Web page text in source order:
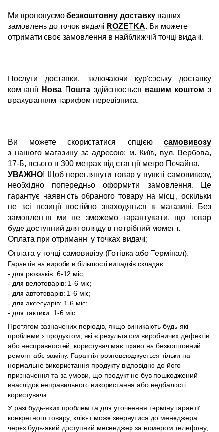
Ми пропонуємо безкоштовну доставку ваших
замовлень до точок видачі ROZETKA. Ви можете
отримати своє замовлення в найближчій точці видачі.
Послуги доставки, включаючи кур'єрську доставку
компанії Нова Поштаздійснюється вашим коштом з
врахуванням тарифом перевізника.
Ви можете скористатися опцією самовивозу
з нашого магазину за адресою: м. Київ, вул. Вербова,
17-Б, всього в 300 метрах від станції метро Почайна.
УВАЖНО! Щоб переглянути товар у пункті самовивозу,
необхідно попередньо оформити замовлення. Це
гарантує наявність обраного товару на місці, оскільки
не всі позиції постійно знаходяться в магазині. Без
замовлення ми не зможемо гарантувати, що товар
буде доступний для огляду в потрібний момент.
Оплата при отриманні у точках видачі;
Оплата у точці самовивізу (Готівка або Термінал).
Гарантія на вироби в більшості випадків складає:
- для рюкзаків: 6-12 міс;
- для велотоварів: 1-6 міс;
- для автотоварів: 1-6 міс;
- для аксесуарів: 1-6 міс;
- для тактики: 1-6 міс.
Протягом зазначених періодів, якщо виникають будь-які
проблеми з продуктом, які є результатом виробничих дефектів
або несправностей, користувач має право на безкоштовний
ремонт або заміну. Гарантія розповсюджується тільки на
нормальне використання продукту відповідно до його
призначення та за умови, що продукт не був пошкоджений
внаслідок неправильного використання або недбалості
користувача.
У разі будь-яких проблем та для уточнення терміну гарантії
конкретного товару, клієнт може звернутися до менеджера
через будь-який доступний месенджер за номером телефону,